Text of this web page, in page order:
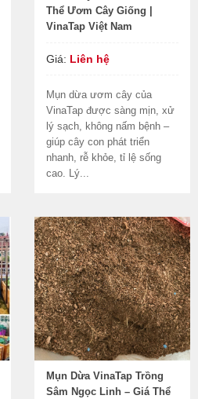
Thể Ươm Cây Giống |
VinaTap Việt Nam
Giá: Liên hệ
Mụn dừa ươm cây của
VinaTap được sàng mịn, xử
lý sạch, không nấm bệnh –
giúp cây con phát triển
nhanh, rễ khỏe, tỉ lệ sống
cao. Lý...
Mụn Dừa VinaTap Trồng
Sâm Ngọc Linh – Giá Thể